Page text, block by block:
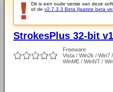
Dit is een oude versie van deze
of de v2.7.3.3 Beta (laatste beta
StrokesPlus 32-bit
Freeware
Vista / Win2k / Win7
WinME / WinNT /